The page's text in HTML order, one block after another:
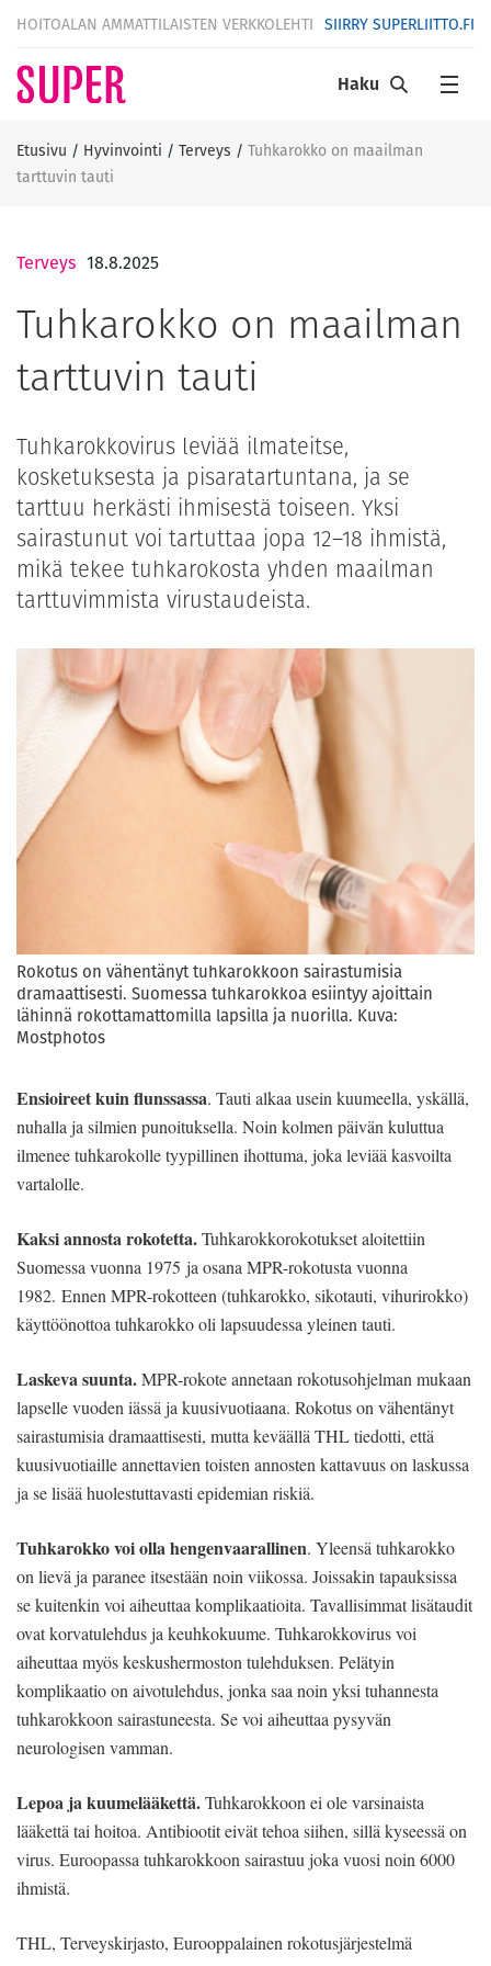
HOITOALAN AMMATTILAISTEN VERKKOLEHTI SIIRRY SUPERLIITTO.FI
Haku
Etusivu / Hyvinvointi / Terveys / Tuhkarokko on maailman
tarttuvin tauti
Terveys 18.8.2025
Tuhkarokko on maailman
tarttuvin tauti
Tuhkarokkovirus leviää ilmateitse,
kosketuksesta ja pisaratartuntana, ja se
tarttuu herkästi ihmisestä toiseen. Yksi
sairastunut voi tartuttaa jopa 12–18 ihmistä,
mikä tekee tuhkarokosta yhden maailman
tarttuvimmista virustaudeista.
Rokotus on vähentänyt tuhkarokkoon sairastumisia
dramaattisesti. Suomessa tuhkarokkoa esiintyy ajoittain
lähinnä rokottamattomilla lapsilla ja nuorilla. Kuva:
Mostphotos
Ensioireet kuin flunssassa. Tauti alkaa usein kuumeella, yskällä,
nuhalla ja silmien punoituksella. Noin kolmen päivän kuluttua
ilmenee tuhkarokolle tyypillinen ihottuma, joka leviää kasvoilta
vartalolle.
Kaksi annosta rokotetta.Tuhkarokkorokotukset aloitettiin
Suomessa vuonna 1975 ja osana MPR-rokotusta vuonna
1982. Ennen MPR-rokotteen (tuhkarokko, sikotauti, vihurirokko)
käyttöönottoa tuhkarokko oli lapsuudessa yleinen tauti.
Laskeva suunta.MPR-rokote annetaan rokotusohjelman mukaan
lapselle vuoden iässä ja kuusivuotiaana. Rokotus on vähentänyt
sairastumisia dramaattisesti, mutta keväällä THL tiedotti, että
kuusivuotiaille annettavien toisten annosten kattavuus on laskussa
ja se lisää huolestuttavasti epidemian riskiä.
Tuhkarokko voi olla hengenvaarallinen. Yleensä tuhkarokko
on lievä ja paranee itsestään noin viikossa. Joissakin tapauksissa
se kuitenkin voi aiheuttaa komplikaatioita. Tavallisimmat lisätaudit
ovat korvatulehdus ja keuhkokuume. Tuhkarokkovirus voi
aiheuttaa myös keskushermoston tulehduksen. Pelätyin
komplikaatio on aivotulehdus, jonka saa noin yksi tuhannesta
tuhkarokkoon sairastuneesta. Se voi aiheuttaa pysyvän
neurologisen vamman.
Lepoa ja kuumelääkettä.Tuhkarokkoon ei ole varsinaista
lääkettä tai hoitoa. Antibiootit eivät tehoa siihen, sillä kyseessä on
virus. Euroopassa tuhkarokkoon sairastuu joka vuosi noin 6000
ihmistä.
THL, Terveyskirjasto, Eurooppalainen rokotusjärjestelmä